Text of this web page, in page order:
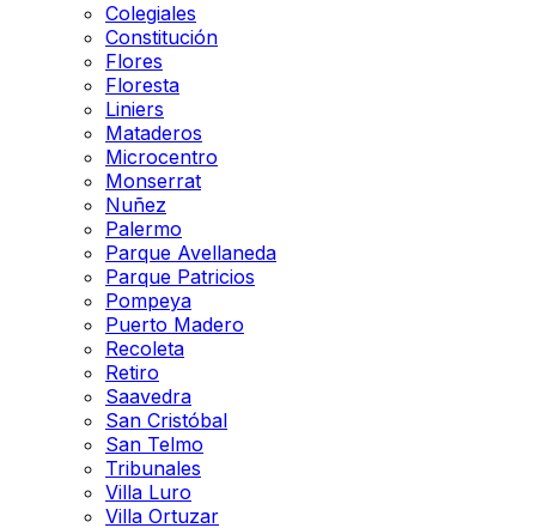
Colegiales
Constitución
Flores
Floresta
Liniers
Mataderos
Microcentro
Monserrat
Nuñez
Palermo
Parque Avellaneda
Parque Patricios
Pompeya
Puerto Madero
Recoleta
Retiro
Saavedra
San Cristóbal
San Telmo
Tribunales
Villa Luro
Villa Ortuzar